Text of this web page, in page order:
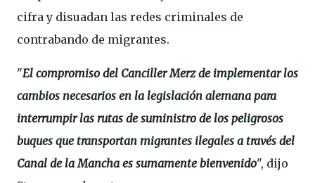
cifra y disuadan las redes criminales de
contrabando de migrantes.
"El compromiso del Canciller Merz de implementar los
cambios necesarios en la legislación alemana para
interrumpir las rutas de suministro de los peligrosos
buques que transportan migrantes ilegales a través del
Canal de la Mancha es sumamente bienvenido", dijo